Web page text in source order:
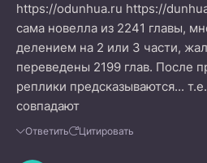
https://odunhua.ru https://
сама новелла из 2241 главы,
делением на 2 или 3 части,
переведены 2199 глав. После
реплики предсказываются...
совпадают
Ответить Цитировать